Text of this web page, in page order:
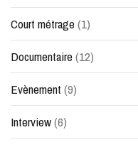
Court métrage(1)
Documentaire(12)
Evènement (9)
Interview(6)